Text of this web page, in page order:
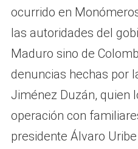
ocurrido en
las autoridades del
Maduro sino de
denuncias hechas por
Jiménez Duzán, quien
operación con
presidente Álvaro